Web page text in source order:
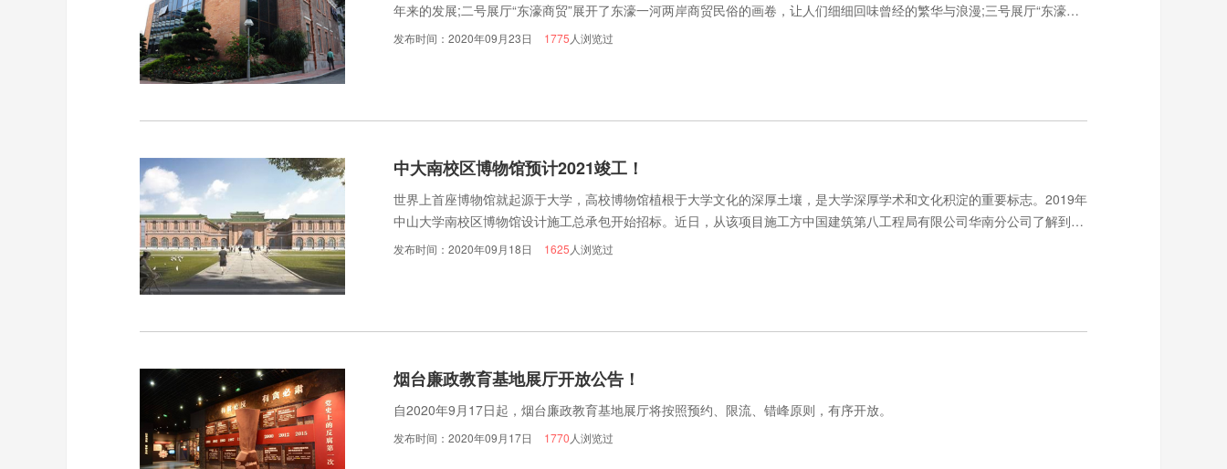
年来的发展;二号展厅“东濠商贸”展开了东濠一河两岸商贸民俗的画卷，让人们细细回味曾经的繁华与浪漫;三号展厅“东濠蕴
梦”再现了疍家姑娘哼着咸水歌沿涌荡舟卖水果的美丽瞬间;四号展厅“东濠哭泣”展示了被污染后的河涌污泥黑臭、垃圾满涌
发布时间：2020年09月23日 1775 人浏览过
中大南校区博物馆预计2021竣工！
世界上首座博物馆就起源于大学，高校博物馆植根于大学文化的深厚土壤，是大学深厚学术和文化积淀的重要标志。2019年
中山大学南校区博物馆设计施工总承包开始招标。近日，从该项目施工方中国建筑第八工程局有限公司华南分公司了解到，
目前项目正在进行主体施工，预计2021年竣工。
发布时间：2020年09月18日 1625 人浏览过
烟台廉政教育基地展厅开放公告！
自2020年9月17日起，烟台廉政教育基地展厅将按照预约、限流、错峰原则，有序开放。
发布时间：2020年09月17日 1770 人浏览过